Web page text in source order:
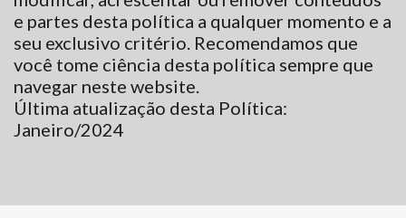
e partes desta política a qualquer momento e a
seu exclusivo critério. Recomendamos que
você tome ciência desta política sempre que
navegar neste website.
Última atualização desta Política:
Janeiro/2024